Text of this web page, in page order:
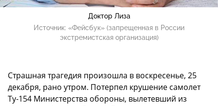
Доктор Лиза
Источник: «Фейсбук» (запрещенная в России
экстремистская организация)
Страшная трагедия произошла в воскресенье, 25
декабря, рано утром. Потерпел крушение самолет
Ту-154 Министерства обороны, вылетевший из